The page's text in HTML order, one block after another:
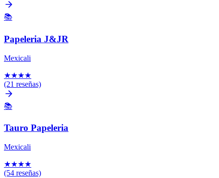
📚
Papeleria J&JR
Mexicali
★★★★
(21 reseñas)
📚
Tauro Papeleria
Mexicali
★★★★
(54 reseñas)